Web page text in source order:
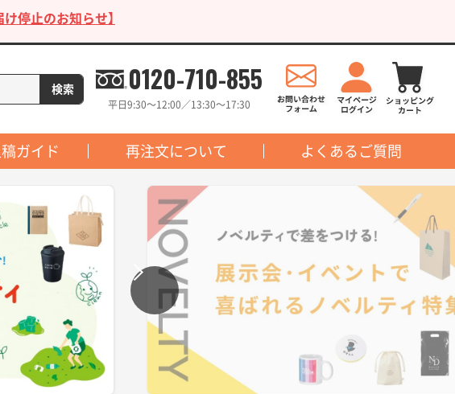
停止のお知らせ】
0120-710-855
平日9:30〜12:00／13:30〜17:30
ガイド 再注文について よくあるご質問